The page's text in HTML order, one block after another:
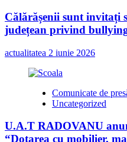
Călărășenii sunt invitați
județean privind
actualitatea 2 iunie 2026
Comunicate de
Uncategorized
U.A.T RADOVANU
“Dotarea cu mobilier,